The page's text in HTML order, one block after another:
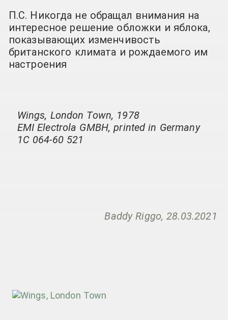
П.С. Никогда не обращал внимания на
интересное решение обложки и яблока,
показывающих изменчивость
британского климата и рождаемого им
настроения
Wings, London Town, 1978
EMI Electrola GMBH, printed in Germany
1C 064-60 521
Baddy Riggo, 28.03.2021